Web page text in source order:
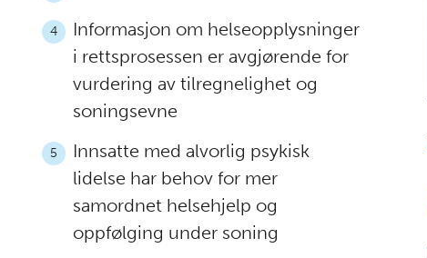
4
Informasjon om helseopplysninger
i rettsprosessen er avgjørende for
vurdering av tilregnelighet og
soningsevne
5
Innsatte med alvorlig psykisk
lidelse har behov for mer
samordnet helsehjelp og
oppfølging under soning